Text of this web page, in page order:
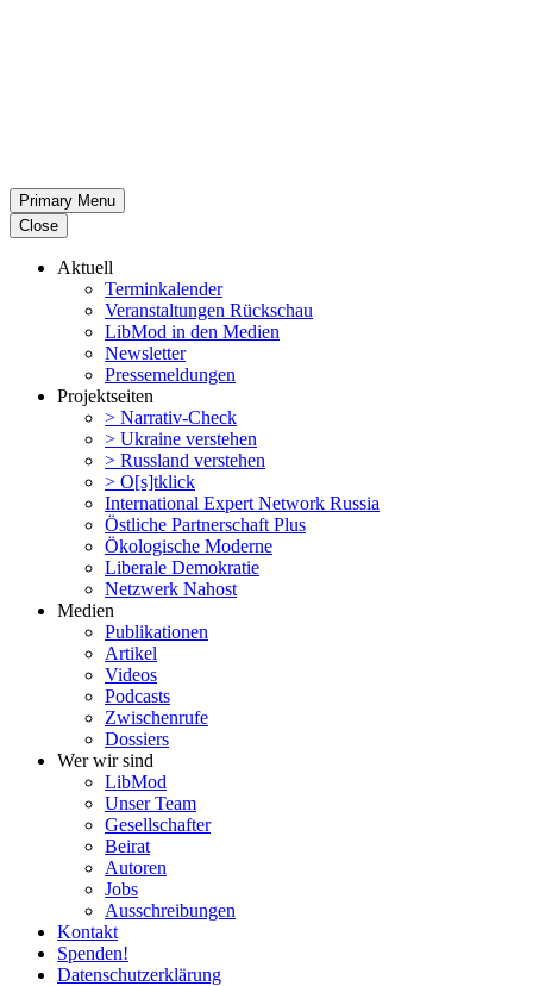
Primary Menu
Close
Aktuell
Termin­ka­lender
Veran­stal­tungen Rückschau
LibMod in den Medien
Newsletter
Presse­mel­dungen
Projekt­seiten
> Narrativ-Check
> Ukraine verstehen
> Russland verstehen
> O[s]tklick
Inter­na­tional Expert Network Russia
Östliche Partner­schaft Plus
Ökolo­gische Moderne
Liberale Demokratie
Netzwerk Nahost
Medien
Publi­ka­tionen
Artikel
Videos
Podcasts
Zwischenrufe
Dossiers
Wer wir sind
LibMod
Unser Team
Gesell­schafter
Beirat
Autoren
Jobs
Ausschrei­bungen
Kontakt
Spenden!
Daten­schutz­er­klärung